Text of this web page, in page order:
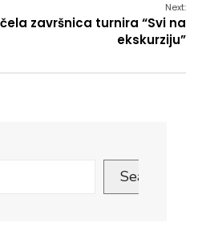
Next:
završnica turnira “Svi na
ekskurziju”
Search